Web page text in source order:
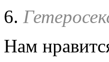
6.
Нам